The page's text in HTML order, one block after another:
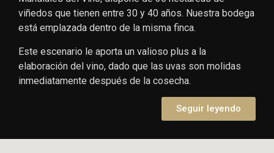
viñedos que tienen entre 30 y 40 años. Nuestra bodega
está emplazada dentro de la misma finca.
Este escenario le aporta un valioso plus a la
elaboración del vino, dado que las uvas son molidas
inmediatamente después de la cosecha.
Seguir leyendo